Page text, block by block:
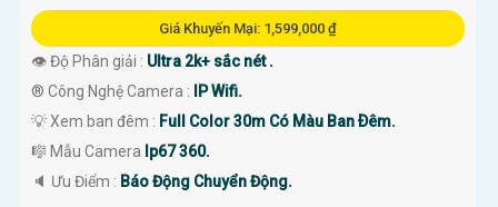
Giá Khuyến Mại: 1,599,000 ₫
👁 Độ Phân giải : Ultra 2k+ sắc nét .
®️ Công Nghệ Camera :
IP Wifi.
💡 Xem ban đêm : Full Color 30m Có Màu Ban Ðêm.
🎼️ Mẫu Camera Ip67 360.
️🔈 Ưu Điểm : Báo Động Chuyển Động.